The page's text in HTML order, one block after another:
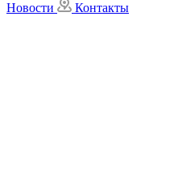
Новости
Контакты